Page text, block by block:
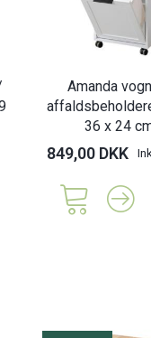
Amanda
36 x 24
849,00 DKK